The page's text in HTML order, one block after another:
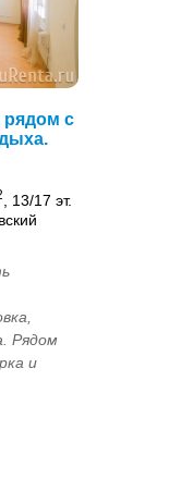
рядом с
, 13/17 эт.
Рядом
и